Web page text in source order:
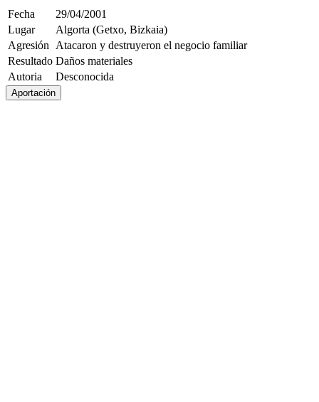
Fecha
29/04/2001
Lugar
Algorta (Getxo, Bizkaia)
Agresión
Atacaron y destruyeron el negocio familiar
Resultado Daños materiales
Autoria
Desconocida